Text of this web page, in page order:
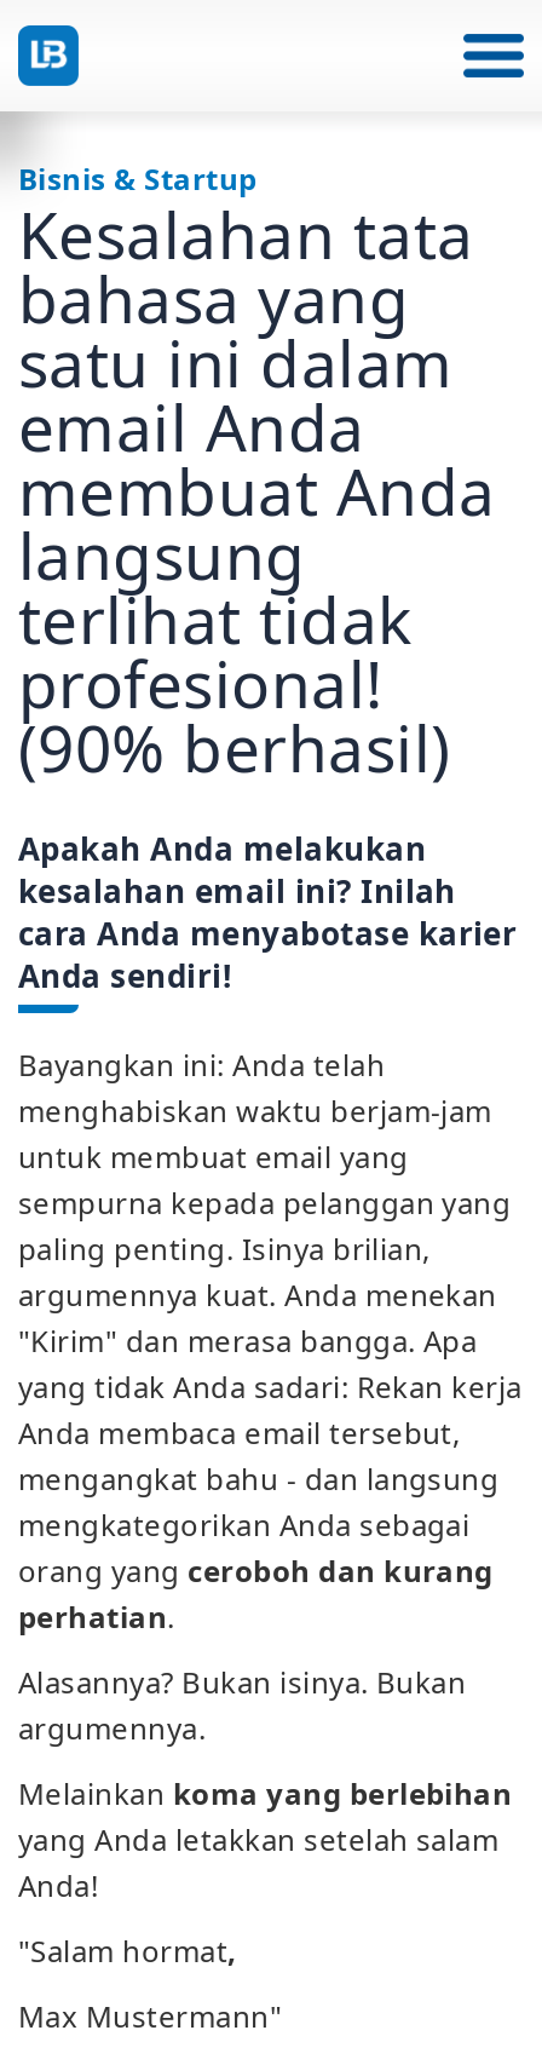
Bisnis & Startup
Kesalahan tata
bahasa yang
satu ini dalam
email Anda
membuat Anda
langsung
terlihat tidak
profesional!
(90% berhasil)
Apakah Anda melakukan
kesalahan email ini? Inilah
cara Anda menyabotase karier
Anda sendiri!
Bayangkan ini: Anda telah
menghabiskan waktu berjam-jam
untuk membuat email yang
sempurna kepada pelanggan yang
paling penting. Isinya brilian,
argumennya kuat. Anda menekan
"Kirim" dan merasa bangga. Apa
yang tidak Anda sadari: Rekan kerja
Anda membaca email tersebut,
mengangkat bahu - dan langsung
mengkategorikan Anda sebagai
orang yang ceroboh dan kurang
perhatian.
Alasannya? Bukan isinya. Bukan
argumennya.
Melainkan koma yang berlebihan
yang Anda letakkan setelah salam
Anda!
"Salam hormat,
Max Mustermann"